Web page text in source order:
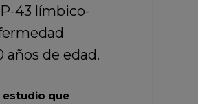
43 límbico-
de edad.
que